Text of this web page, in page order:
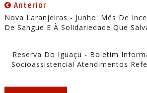
Anterior
Nova Laranjeiras - Junho: Mês De
De Sangue E À Solidariedade Que
Reserva Do Iguaçu - Boletim
Socioassistencial Atendimentos